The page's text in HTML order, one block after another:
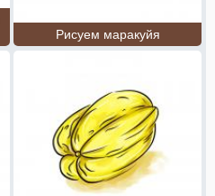
Рисуем маракуйя